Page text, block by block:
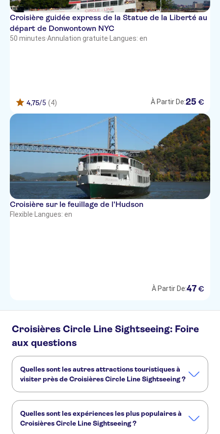
Croisière guidée express de la Statue de la Liberté au
départ de Donwontown NYC
50 minutes·Annulation gratuite· Langues: en
4,75/5 (4) À Partir De:25 €
Croisière sur le feuillage de l'Hudson
Flexible· Langues: en
À Partir De:47 €
Croisières Circle Line Sightseeing: Foire
aux questions
Quelles sont les autres attractions touristiques à
visiter près de Croisières Circle Line Sightseeing ?
Broadway
SUMMIT One Vanderbilt
Quelles sont les expériences les plus populaires à
Croisières Circle Line Sightseeing ?